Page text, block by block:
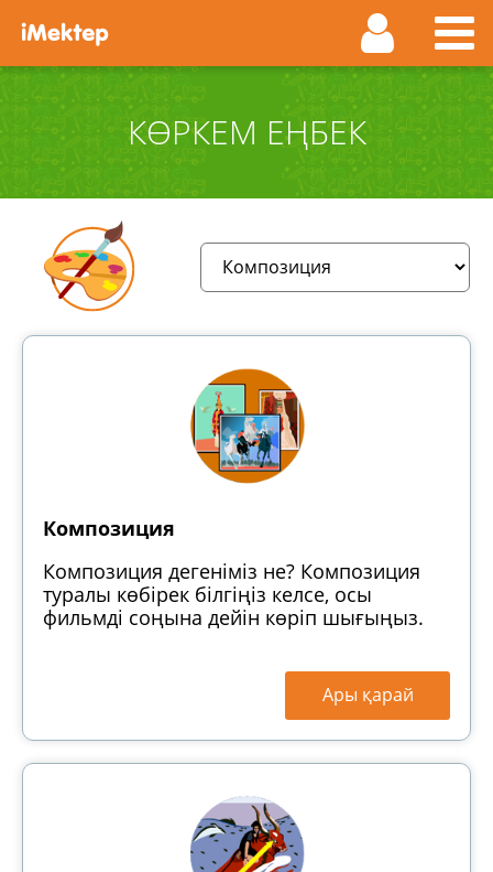
КӨРКЕМ ЕҢБЕК
Композиция
Композиция дегеніміз не? Композиция
туралы көбірек білгіңіз келсе, осы
фильмді соңына дейін көріп шығыңыз.
Ары қарай